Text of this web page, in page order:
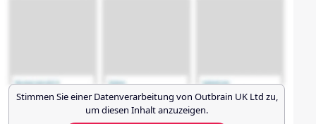
Stimmen Sie einer Datenverarbeitung von Outbrain UK Ltd zu,
um diesen Inhalt anzuzeigen.